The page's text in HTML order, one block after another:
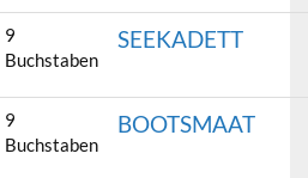
9
Buchstaben
SEEKADETT
9
Buchstaben
BOOTSMAAT